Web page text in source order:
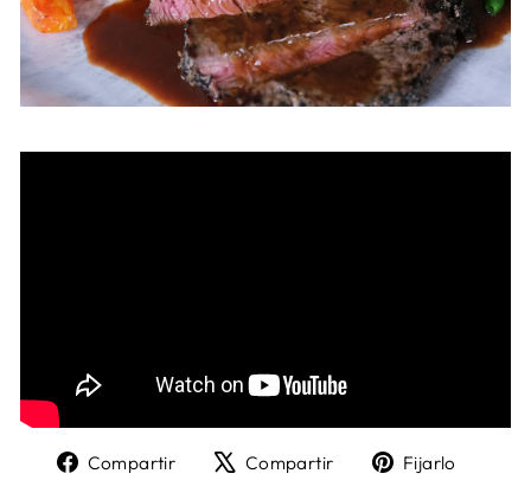
Compartir
CompartirCompartir
TweetFijarlo